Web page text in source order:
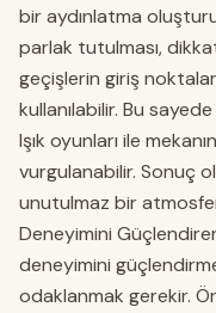
bir aydınlatma
parlak tutulması,
geçişlerin giriş
kullanılabilir. Bu
Işık oyunları ile
vurgulanabilir. Sonuç
unutulmaz bir
Deneyimini
deneyimini
odaklanmak gerekir.